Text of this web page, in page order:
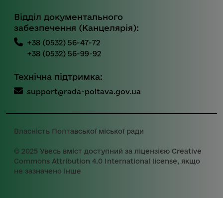
Відділ документального
забезпечення (Канцелярія):
+38 (0532) 56-47-72
+38 (0532) 56-99-92
Технічна підтримка:
support@rada-poltava.gov.ua
Власність Полтавської міської ради
© 2025 Увесь вміст доступний за ліцензією Creative
Commons Attribution 4.0 International license, якщо
не зазначено інше